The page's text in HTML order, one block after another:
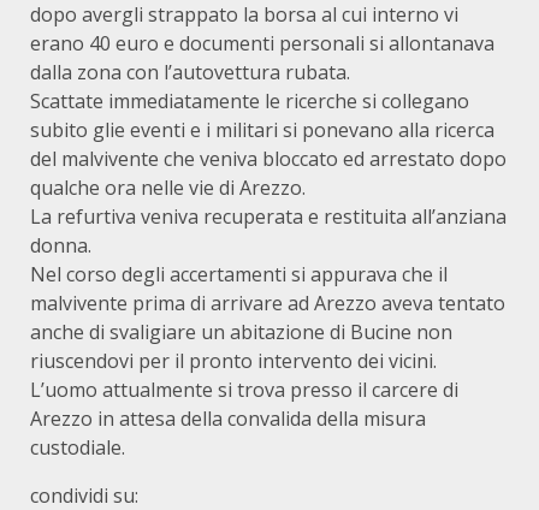
dopo avergli strappato la borsa al cui interno vi
erano 40 euro e documenti personali si allontanava
dalla zona con l’autovettura rubata.
Scattate immediatamente le ricerche si collegano
subito glie eventi e i militari si ponevano alla ricerca
del malvivente che veniva bloccato ed arrestato dopo
qualche ora nelle vie di Arezzo.
La refurtiva veniva recuperata e restituita all’anziana
donna.
Nel corso degli accertamenti si appurava che il
malvivente prima di arrivare ad Arezzo aveva tentato
anche di svaligiare un abitazione di Bucine non
riuscendovi per il pronto intervento dei vicini.
L’uomo attualmente si trova presso il carcere di
Arezzo in attesa della convalida della misura
custodiale.
condividi su: